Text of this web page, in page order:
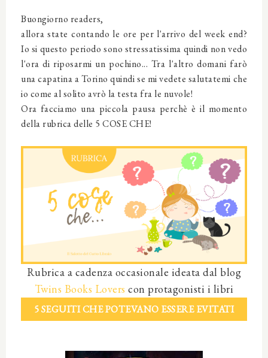
Buongiorno readers,
allora state contando le ore per l'arrivo del week end?
Io si questo periodo sono stressatissima quindi non vedo
l'ora di riposarmi un pochino... Tra l'altro domani farò
una capatina a Torino quindi se mi vedete salutatemi che
io come al solito avrò la testa fra le nuvole!
Ora facciamo una piccola pausa perchè è il momento
della rubrica delle 5 COSE CHE!
Rubrica a cadenza occasionale ideata dal blog
Twins Books Lovers con protagonisti i libri
5 SEGUITI CHE POTEVANO ESSERE EVITATI